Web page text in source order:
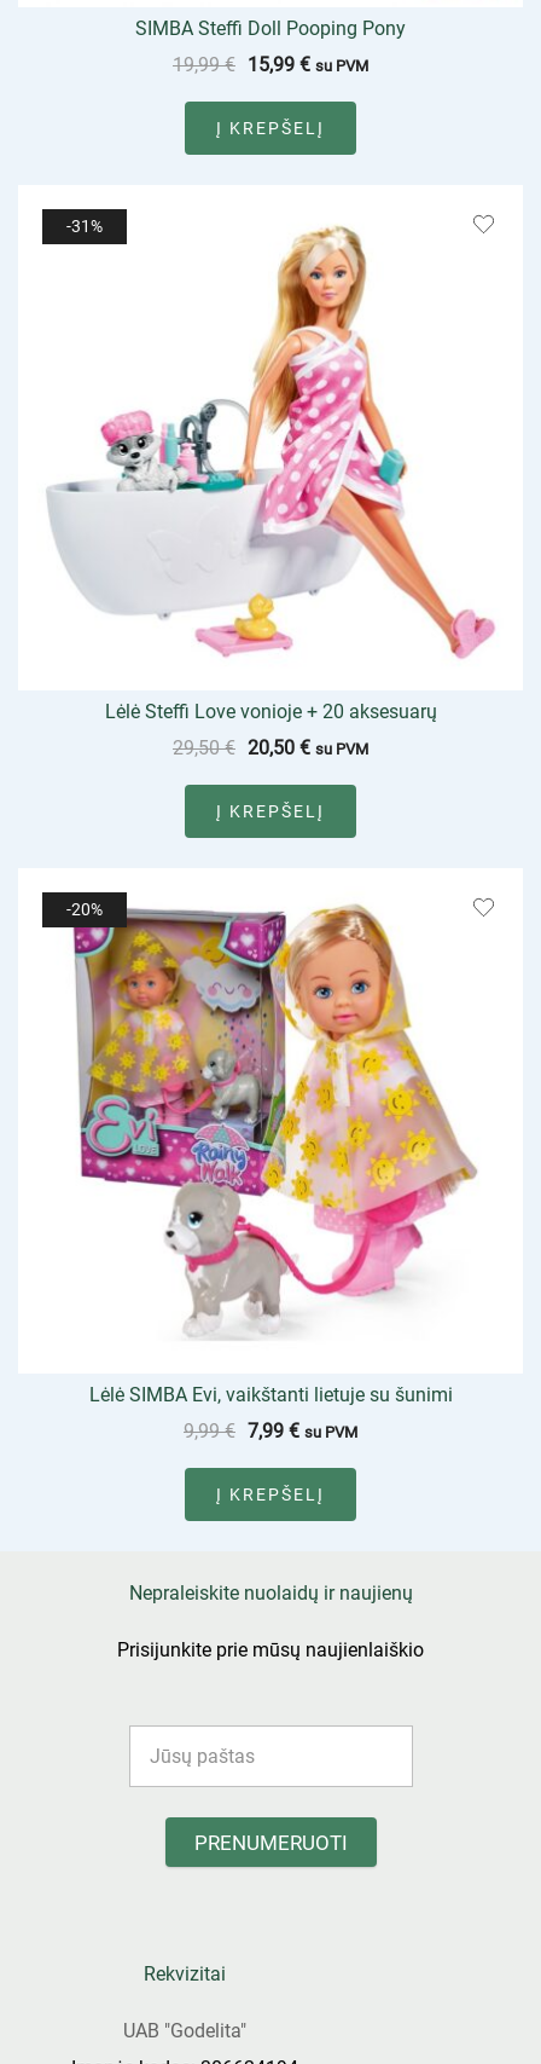
SIMBA Steffi Doll Pooping Pony
19,99€ 15,99 € su PVM
Į KREPŠELĮ
-31%
Lėlė Steffi Love vonioje + 20 aksesuarų
29,50€ 20,50 € su PVM
Į KREPŠELĮ
-20%
Lėlė SIMBA Evi, vaikštanti lietuje su šunimi
9,99€ 7,99 € su PVM
Į KREPŠELĮ
Nepraleiskite nuolaidų ir naujienų
Prisijunkite prie mūsų naujienlaiškio
PRENUMERUOTI
Rekvizitai
UAB "Godelita"